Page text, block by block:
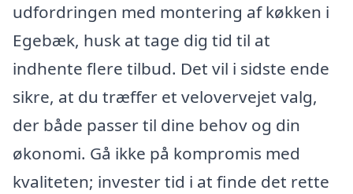
udfordringen med montering af køkken i
Egebæk, husk at tage dig tid til at
indhente flere tilbud. Det vil i sidste ende
sikre, at du træffer et velovervejet valg,
der både passer til dine behov og din
økonomi. Gå ikke på kompromis med
kvaliteten; invester tid i at finde det rette